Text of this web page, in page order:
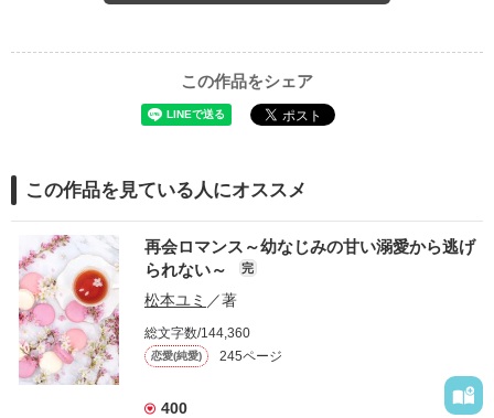
この作品をシェア
この作品を見ている人にオススメ
再会ロマンス～幼なじみの甘い溺愛から逃げ
られない～
完
松本ユミ ／著
総文字数/144,360
恋愛(純愛) 245ページ
400